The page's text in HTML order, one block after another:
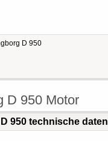
D 950
D 950 Motor
950 technische daten